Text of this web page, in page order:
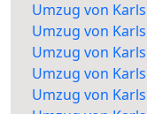
Umzug von
Umzug von
Umzug von
Umzug von
Umzug von